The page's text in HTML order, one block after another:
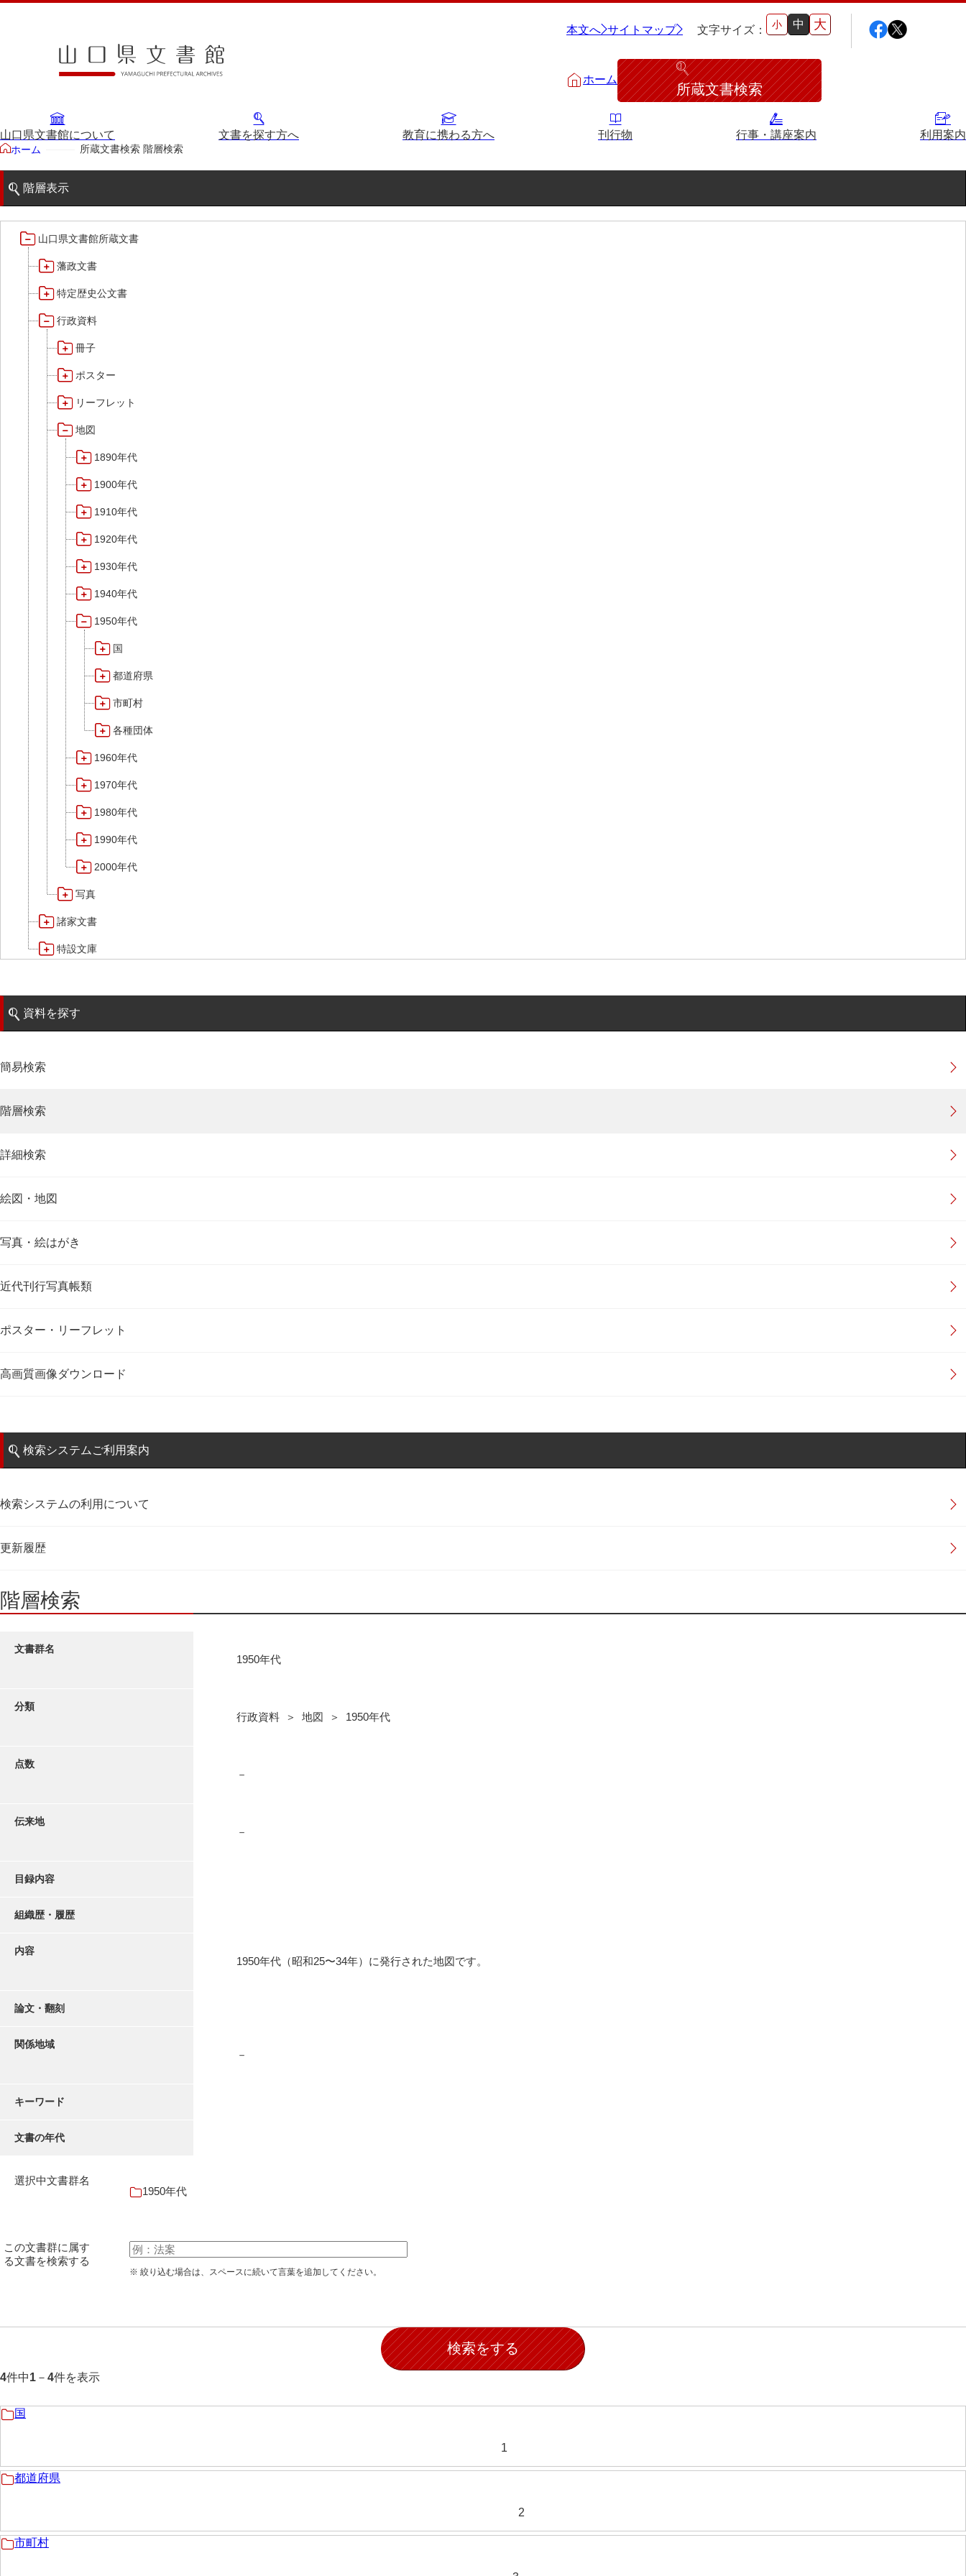
本文へ サイトマップ 文字サイズ： 小 中 大
ホーム
所蔵文書検索
山口県文書館について 文書を探す方へ 教育に携わる方へ 刊行物 行事・講座案内 利用案内
ホーム 所蔵文書検索 階層検索
階層表示
山口県文書館所蔵文書
藩政文書
特定歴史公文書
行政資料
冊子
ポスター
リーフレット
地図
1890年代
1900年代
1910年代
1920年代
1930年代
1940年代
1950年代
国
都道府県
市町村
各種団体
1960年代
1970年代
1980年代
1990年代
2000年代
写真
諸家文書
特設文庫
資料を探す
簡易検索
階層検索
詳細検索
絵図・地図
写真・絵はがき
近代刊行写真帳類
ポスター・リーフレット
高画質画像ダウンロード
検索システムご利用案内
検索システムの利用について
更新履歴
階層検索
文書群名
1950年代
分類
行政資料 ＞ 地図 ＞ 1950年代
点数
－
伝来地
－
目録内容
組織歴・履歴
内容
1950年代（昭和25〜34年）に発行された地図です。
論文・翻刻
関係地域
－
キーワード
文書の年代
選択中文書群名
1950年代
この文書群に属す
る文書を検索する
※ 絞り込む場合は、スペースに続いて言葉を追加してください。
4件中1 － 4件を表示
1
国
2
都道府県
市町村